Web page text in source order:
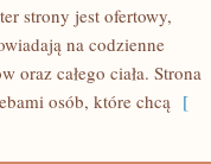
strony jest ofertowy,
na codzienne
oraz całego ciała. Strona
osób, które chcą [